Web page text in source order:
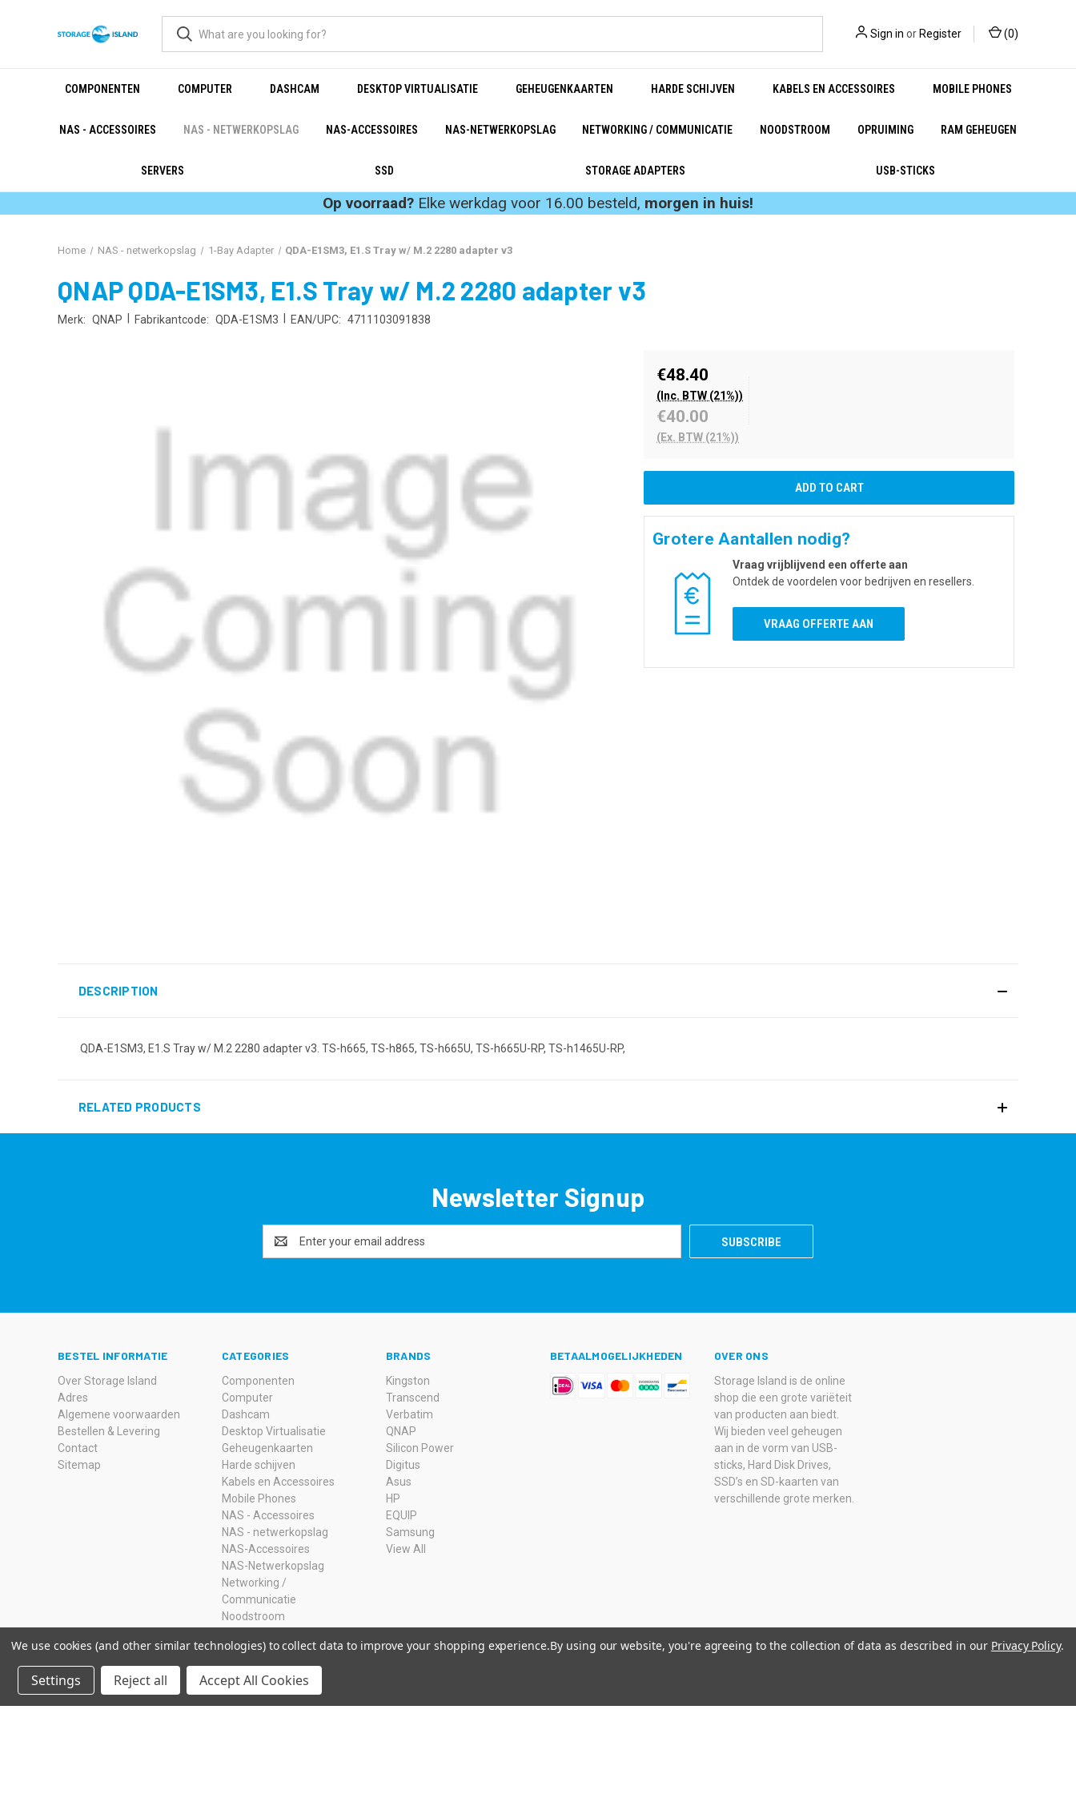
Sign in or Register (0)
COMPONENTEN COMPUTER DASHCAM DESKTOP VIRTUALISATIE GEHEUGENKAARTEN HARDE SCHIJVEN KABELS EN ACCESSOIRES MOBILE PHONES
NAS - ACCESSOIRES NAS - NETWERKOPSLAG NAS-ACCESSOIRES NAS-NETWERKOPSLAG NETWORKING / COMMUNICATIE NOODSTROOM OPRUIMING RAM GEHEUGEN
SERVERS SSD STORAGE ADAPTERS USB-STICKS
Op voorraad? Elke werkdag voor 16.00 besteld, morgen in huis!
Home NAS - netwerkopslag 1-Bay Adapter QDA-E1SM3, E1.S Tray w/ M.2 2280 adapter v3
QNAP QDA-E1SM3, E1.S Tray w/ M.2 2280 adapter v3
Merk: QNAP Fabrikantcode: QDA-E1SM3 EAN/UPC: 4711103091838
€48.40
(Inc. BTW (21%))
€40.00
(Ex. BTW (21%))
Grotere Aantallen nodig?
Vraag vrijblijvend een offerte aan
Ontdek de voordelen voor bedrijven en resellers.
VRAAG OFFERTE AAN
DESCRIPTION
QDA-E1SM3, E1.S Tray w/ M.2 2280 adapter v3. TS-h665, TS-h865, TS-h665U, TS-h665U-RP, TS-h1465U-RP,
RELATED PRODUCTS
Newsletter Signup
Address
BESTEL INFORMATIE
Over Storage Island
Adres
Algemene voorwaarden
Bestellen & Levering
Contact
Sitemap
CATEGORIES
Componenten
Computer
Dashcam
Desktop Virtualisatie
Geheugenkaarten
Harde schijven
Kabels en Accessoires
Mobile Phones
NAS - Accessoires
NAS - netwerkopslag
NAS-Accessoires
NAS-Netwerkopslag
Networking /
Communicatie
Noodstroom
Ram Geheugen
Servers
SSD
BRANDS
Kingston
Transcend
Verbatim
QNAP
Silicon Power
Digitus
Asus
HP
EQUIP
Samsung
View All
BETAALMOGELIJKHEDEN OVER ONS
Storage Island is de online
shop die een grote variëteit
van producten aan biedt.
Wij bieden veel geheugen
aan in de vorm van USB-
sticks, Hard Disk Drives,
SSD’s en SD-kaarten van
verschillende grote merken.
We use cookies (and other similar technologies) to collect data to improve your shopping experience.By using our website, you're agreeing to the collection of data as described in our Privacy Policy.
Settings Reject all Accept All Cookies